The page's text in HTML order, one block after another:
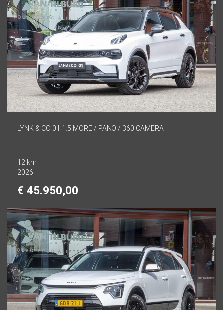
LYNK & CO 01 1.5 MORE / PANO / 360 CAMERA
12 km
2026
€ 45.950,00